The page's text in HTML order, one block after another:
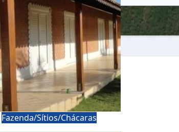
Fazenda/Sítios/Chácaras